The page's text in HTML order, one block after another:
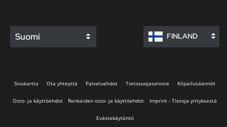
Suomi FINLAND
Sivukartta Ota yhteyttä Palveluehdot Tietosuojaseloste Kilpailusäännöt
Osto- ja käyttöehdot Renkaiden osto- ja käyttöehdot Imprint - Tietoja yrityksestä
Evästekäytäntö